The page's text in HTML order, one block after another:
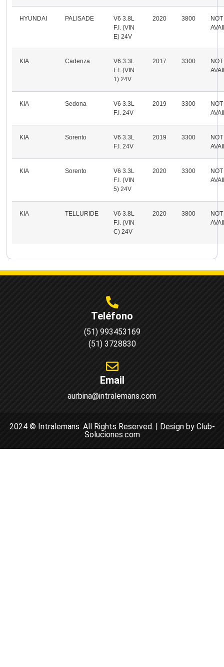
HYUNDAI PALISADE
V6 3.8L
F.I. (VIN
E) 24V
2020 3800
NOT
KIA Cadenza
V6 3.3L
F.I. (VIN
1) 24V
2017 3300
NOT
KIA Sedona
V6 3.3L
F.I. 24V
2019 3300
NOT
KIA Sorento
V6 3.3L
F.I. 24V
2019 3300
NOT
KIA Sorento
V6 3.3L
F.I. (VIN
5) 24V
2020 3300
NOT
KIA TELLURIDE
V6 3.8L
F.I. (VIN
C) 24V
2020 3800
NOT
Teléfono
(51) 993453169
(51) 3728830
Email
aurbina@intralemans.com
2024 © Intralemans. All Rights Reserved. | Design by Club-
Soluciones.com